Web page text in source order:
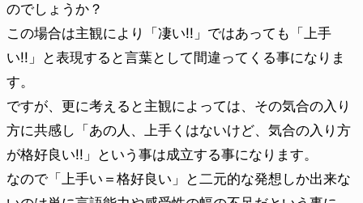
のでしょうか？
この場合は主観により「凄い!!」ではあっても「上手
い!!」と表現すると言葉として間違ってくる事になりま
す。
ですが、更に考えると主観によっては、その気合の入り
方に共感し「あの人、上手くはないけど、気合の入り方
が格好良い!!」という事は成立する事になります。
なので「上手い＝格好良い」と二元的な発想しか出来な